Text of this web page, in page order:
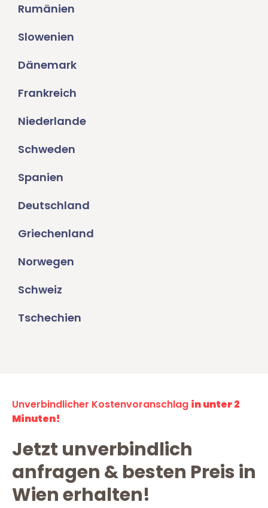
Rumänien
Slowenien
Dänemark
Frankreich
Niederlande
Schweden
Spanien
Deutschland
Griechenland
Norwegen
Schweiz
Tschechien
Unverbindlicher Kostenvoranschlag in unter 2
Minuten!
Jetzt unverbindlich
anfragen & besten Preis in
Wien erhalten!